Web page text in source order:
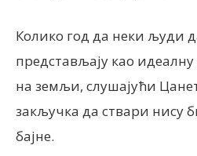
Колико год да неки људи
представљају као
на земљи, слушајући
закључка да ствари нису
бајне.